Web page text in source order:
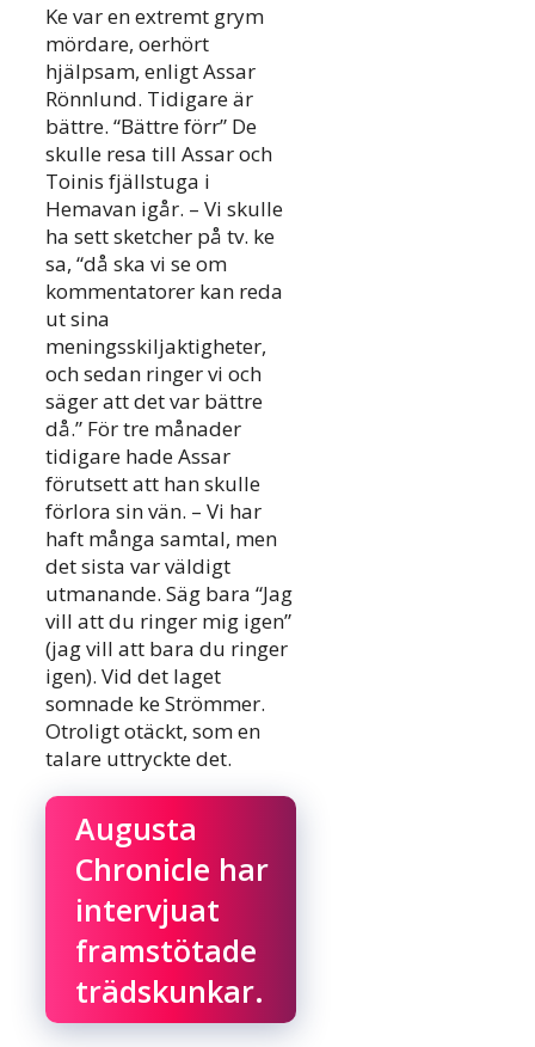
Ke var en extremt grym
mördare, oerhört
hjälpsam, enligt Assar
Rönnlund. Tidigare är
bättre. “Bättre förr” De
skulle resa till Assar och
Toinis fjällstuga i
Hemavan igår. – Vi skulle
ha sett sketcher på tv. ke
sa, “då ska vi se om
kommentatorer kan reda
ut sina
meningsskiljaktigheter,
och sedan ringer vi och
säger att det var bättre
då.” För tre månader
tidigare hade Assar
förutsett att han skulle
förlora sin vän. – Vi har
haft många samtal, men
det sista var väldigt
utmanande. Säg bara “Jag
vill att du ringer mig igen”
(jag vill att bara du ringer
igen). Vid det laget
somnade ke Strömmer.
Otroligt otäckt, som en
talare uttryckte det.
Augusta
Chronicle har
intervjuat
framstötade
trädskunkar.